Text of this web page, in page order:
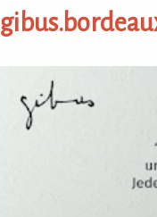
gibus.bordeaux